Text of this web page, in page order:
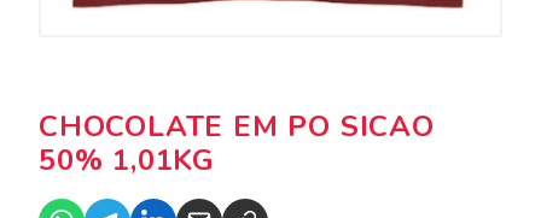
CHOCOLATE EM PO SICAO
50% 1,01KG